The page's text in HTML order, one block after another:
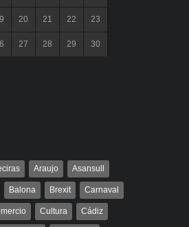
20 21 22 23
27 28 29 30
Araujo Asansull
Balona Brexit Carnaval
Cultura Cádiz